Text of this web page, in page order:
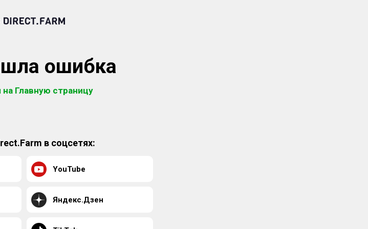
ошибка
на Главную страницу
в соцсетях:
YouTube
Яндекс.Дзен